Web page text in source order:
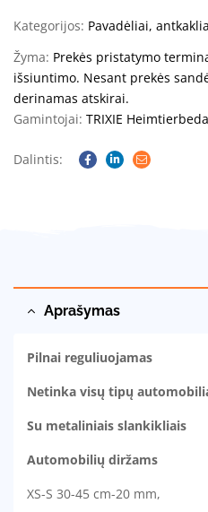
Kategorijos: Pavadėliai,
Žyma: Prekės pristatymo
išsiuntimo. Nesant prekės
derinamas atskirai.
Gamintojai: TRIXIE
Dalintis:
Facebook
Linkedin
Email
Aprašymas
Pilnai reguliuojamas
Netinka visų tipų
Su metaliniais slankikliais
Automobilių diržams
XS-S 30-45 cm-20 mm,